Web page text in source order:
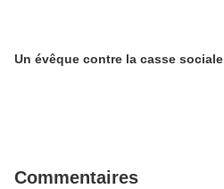
Un évêque contre la casse sociale
Commentaires